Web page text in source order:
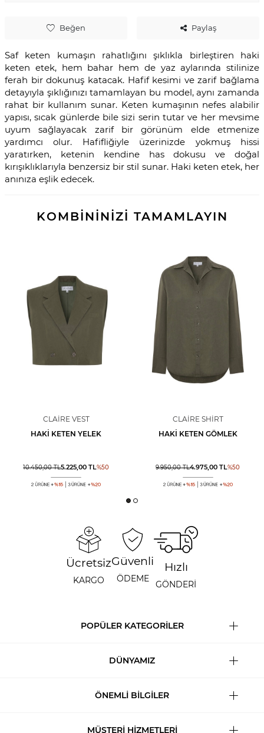
Beğen Paylaş
Saf keten kumaşın rahatlığını şıklıkla birleştiren haki
keten etek, hem bahar hem de yaz aylarında stilinize
ferah bir dokunuş katacak. Hafif kesimi ve zarif bağlama
detayıyla şıklığınızı tamamlayan bu model, aynı zamanda
rahat bir kullanım sunar. Keten kumaşının nefes alabilir
yapısı, sıcak günlerde bile sizi serin tutar ve her mevsime
uyum sağlayacak zarif bir görünüm elde etmenize
yardımcı olur. Hafifliğiyle üzerinizde yokmuş hissi
yaratırken, ketenin kendine has dokusu ve doğal
kırışıklıklarıyla benzersiz bir stil sunar. Haki keten etek, her
anınıza eşlik edecek.
KOMBİNİNİZİ TAMAMLAYIN
CLAIRE VEST
HAKI KETEN YELEK
10.450,00TL5.225,00 TL%50
CLAIRE SHIRT
HAKI KETEN GÖMLEK
9.950,00TL4.975,00 TL%50
Ücretsiz
KARGO
Güvenli
ÖDEME
Hızlı
GÖNDERİ
POPÜLER KATEGORİLER
DÜNYAMIZ
ÖNEMLİ BİLGİLER
MÜŞTERİ HİZMETLERİ